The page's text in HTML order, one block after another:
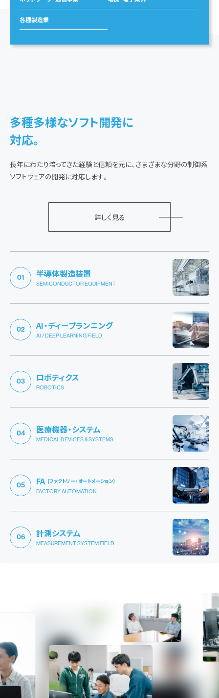
各種製造業
多種多様なソフト開発に
対応。
長年にわたり培ってきた経験と信頼を元に、さまざまな分野の制御系
ソフトウェアの開発に対応します。
詳しく見る
01 半導体製造装置
SEMICONDUCTOR EQUIPMENT
02 AI・ディープランニング
AI / DEEP LEARNING FIELD
03 ロボティクス
ROBOTICS
04 医療機器・システム
MEDICAL DEVICES & SYSTEMS
05 FA (ファクトリー・オートメーション）
FACTORY AUTOMATION
06 計測システム
MEASUREMENT SYSTEM FIELD